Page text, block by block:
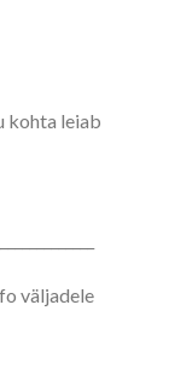
kohta leiab
väljadele